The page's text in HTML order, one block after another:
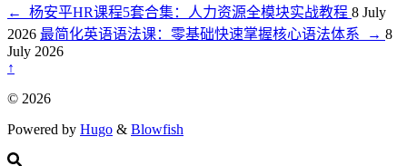
← 杨安平HR课程5套合集：人力资源全模块实战教程 8 July
2026 最简化英语语法课：零基础快速掌握核心语法体系 → 8
July 2026
↑
© 2026
Powered by Hugo & Blowfish